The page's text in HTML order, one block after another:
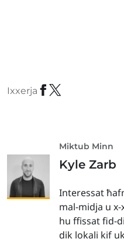
Ixxerja
Miktub Minn
Kyle Zarb
Interessat
mal-midja u
hu ffissat fid-
dik lokali kif